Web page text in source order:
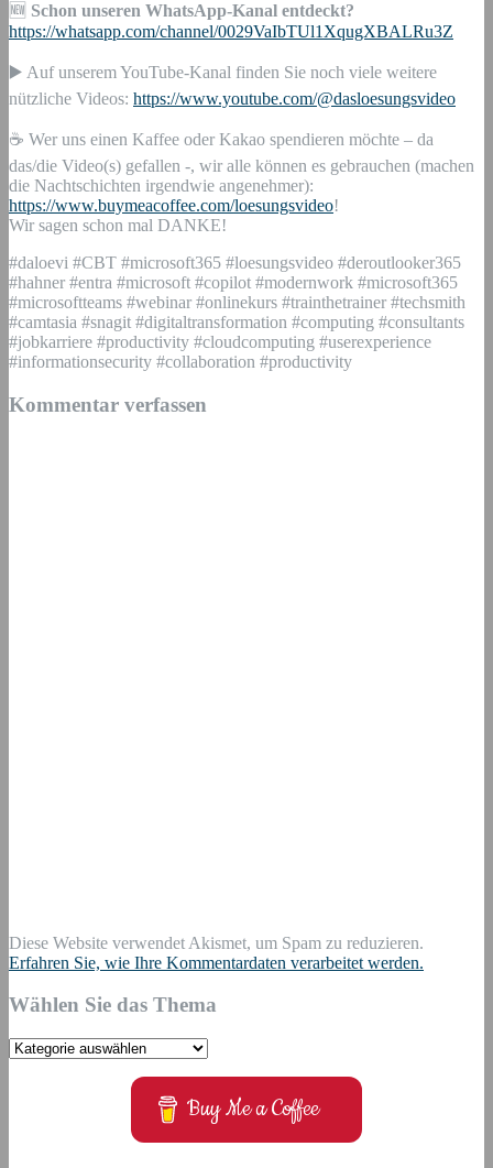
🆕 Schon unseren WhatsApp-Kanal entdeckt?
https://whatsapp.com/channel/0029VaIbTUl1XqugXBALRu3Z
▶️ Auf unserem YouTube-Kanal finden Sie noch viele weitere
nützliche Videos: https://www.youtube.com/@dasloesungsvideo
☕ Wer uns einen Kaffee oder Kakao spendieren möchte – da
das/die Video(s) gefallen -, wir alle können es gebrauchen (machen
die Nachtschichten irgendwie angenehmer):
https://www.buymeacoffee.com/loesungsvideo!
Wir sagen schon mal DANKE!
#daloevi #CBT #microsoft365 #loesungsvideo #deroutlooker365
#hahner #entra #microsoft #copilot #modernwork #microsoft365
#microsoftteams #webinar #onlinekurs #trainthetrainer #techsmith
#camtasia #snagit #digitaltransformation #computing #consultants
#jobkarriere #productivity #cloudcomputing #userexperience
#informationsecurity #collaboration #productivity
Kommentar verfassen
Diese Website verwendet Akismet, um Spam zu reduzieren.
Erfahren Sie, wie Ihre Kommentardaten verarbeitet werden.
Wählen Sie das Thema
Wählen
Buy Me a Coffee